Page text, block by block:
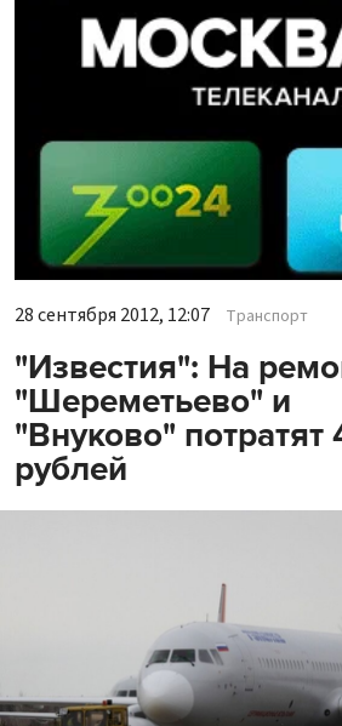
28 сентября 2012, 12:07 Транспорт
"Известия": На
"Шереметьево" и
"Внуково" потратят
рублей